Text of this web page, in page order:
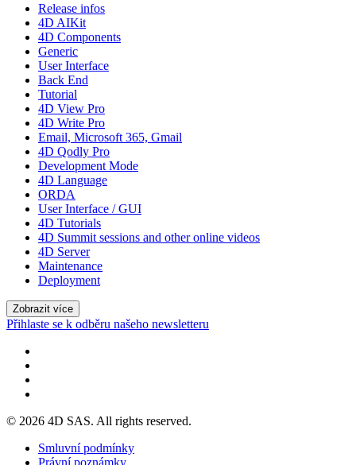
Release infos
4D AIKit
4D Components
Generic
User Interface
Back End
Tutorial
4D View Pro
4D Write Pro
Email, Microsoft 365, Gmail
4D Qodly Pro
Development Mode
4D Language
ORDA
User Interface / GUI
4D Tutorials
4D Summit sessions and other online videos
4D Server
Maintenance
Deployment
Zobrazit více
Přihlaste se k odběru našeho newsletteru
© 2026 4D SAS. All rights reserved.
Smluvní podmínky
Právní poznámky